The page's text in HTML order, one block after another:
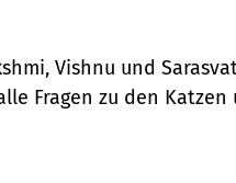
Vishnu und
Fragen zu den